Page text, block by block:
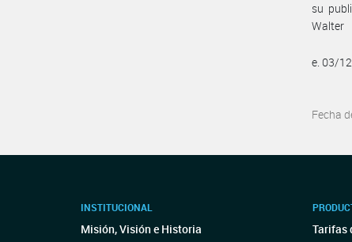
su
Walter
e. 03/
Fecha
INSTITUCIONAL
Misión, Visión e Historia Tarifas